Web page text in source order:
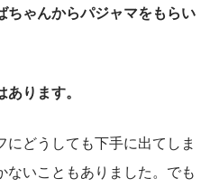
ちゃんからパジャマをもらい
ります。
どうしても下手に出てしま
ないこともありました。でも